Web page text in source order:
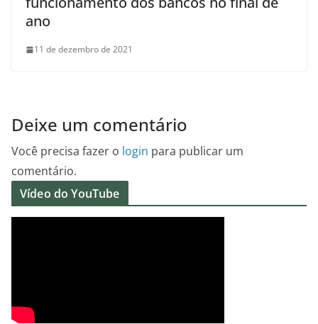
ano
11 de dezembro de 2021
Deixe um comentário
Você precisa fazer o login para publicar um
comentário.
Vídeo do YouTube